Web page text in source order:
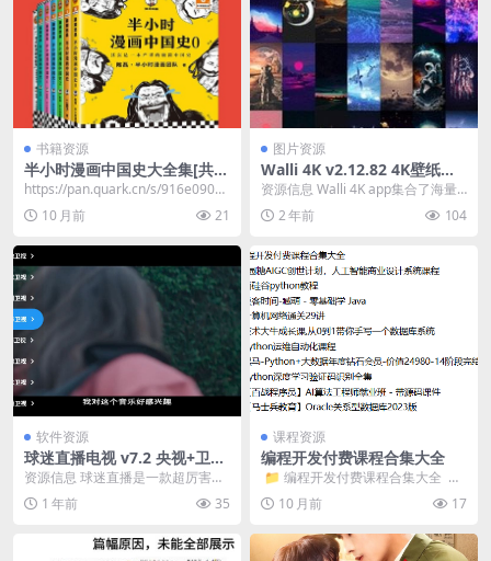
书籍资源
半小时漫画中国史大全集[共7
册]
https://pan.quark.cn/s/916e09082
791​
10 月前 21
图片资源
Walli 4K v2.12.82 4K壁纸，
原创和高品质高清壁纸的集
资源信息 Walli 4K app集合了海量
原创及高品质高清壁纸，专为追求
视觉享...
2 年前 104
软件资源
球迷直播电视 v7.2 央视+卫视
+地方+儿童+直播源+使用教程
资源信息 球迷直播是一款超厉害的
内置源电视直播TV。光听名字就知
道，它主打的就是...
1 年前 35
课程资源
编程开发付费课程合集大全
​ 📁 编程开发付费课程合集大全
📁 y园糖AIGC创世计划，人工...
10 月前 17